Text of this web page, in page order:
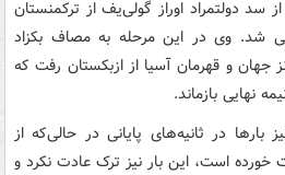
دور بعد نیز با نتیجه 12 بر 2 از سد دولتمراد اوراز گولی‌یف از ترکمنستان
شد. وی در این مرحله به مصاف بکزاد
جهان و قهرمان آسیا از ازبکستان رفت که
در ثانیه‌های پایانی در حالی‌که از
است، این بار نیز ترک عادت نکرد و